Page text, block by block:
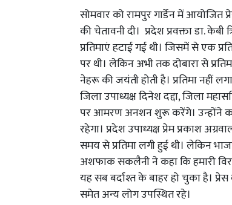
सोमवार को रामपुर गार्डेन में
की चेतावनी दी। प्रदेश प्रवक्ता डा.
प्रतिमाएं हटाई गई थी। जिसमें से एक
पर थी। लेकिन अभी तक दोबारा से
नेहरू की जयंती होती है। प्रतिमा नहीं
जिला उपाध्यक्ष दिनेश दद्दा, जिला
पर आमरण अनशन शुरू करेंगे। उन्होंने
रहेगा। प्रदेश उपाध्यक्ष प्रेम प्रकाश
समय से प्रतिमा लगी हुई थी। लेकिन
अशफाक सकलैनी ने कहा कि हमारी
यह सब बर्दाश्त के बाहर हो चुका है। प्रेस
समेत अन्य लोग उपस्थित रहे।